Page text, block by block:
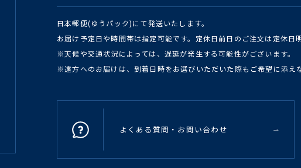
日本郵便(ゆうパック)にて発送いたします。
お届け予定日や時間帯は指定可能です。定休日前日のご注文は定休日
※天候や交通状況によっては、遅延が発生する可能性がございます。
※遠方へのお届けは、到着日時をお選びいただいた際もご希望に添え
よくある質問・お問い合わせ